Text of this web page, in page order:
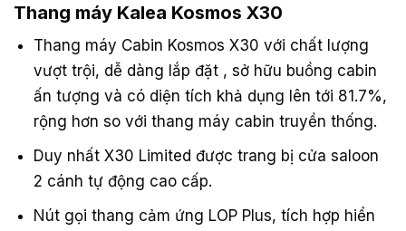
Thang máy Kalea Kosmos X30
Thang máy Cabin Kosmos X30 với chất lượng
vượt trội, dễ dàng lắp đặt , sở hữu buồng cabin
ấn tượng và có diện tích khả dụng lên tới 81.7%,
rộng hơn so với thang máy cabin truyền thống.
Duy nhất X30 Limited được trang bị cửa saloon
2 cánh tự động cao cấp.
Nút gọi thang cảm ứng LOP Plus, tích hợp hiển